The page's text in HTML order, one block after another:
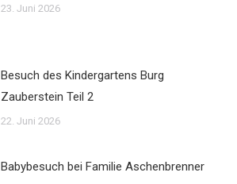
23. Juni 2026
Besuch des Kindergartens Burg
Zauberstein Teil 2
22. Juni 2026
Babybesuch bei Familie Aschenbrenner